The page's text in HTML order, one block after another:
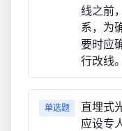
线之前
系，为
要时应
行改线。
单选题
直埋式
应设专